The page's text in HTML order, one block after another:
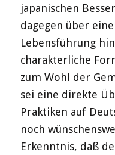
japanischen
dagegen über
Lebensführung
charakterliche
zum Wohl der
sei eine direkte
Praktiken auf
noch
Erkenntnis, daß